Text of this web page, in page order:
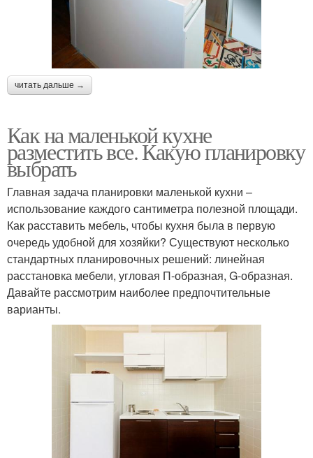
читать дальше →
Как на маленькой кухне
разместить все. Какую планировку
выбрать
Главная задача планировки маленькой кухни –
использование каждого сантиметра полезной площади.
Как расставить мебель, чтобы кухня была в первую
очередь удобной для хозяйки? Существуют несколько
стандартных планировочных решений: линейная
расстановка мебели, угловая П-образная, G-образная.
Давайте рассмотрим наиболее предпочтительные
варианты.